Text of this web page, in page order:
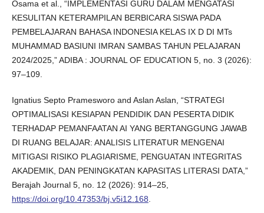
Osama et al., “IMPLEMENTASI GURU DALAM MENGATASI
KESULITAN KETERAMPILAN BERBICARA SISWA PADA
PEMBELAJARAN BAHASA INDONESIA KELAS IX D DI MTs
MUHAMMAD BASIUNI IMRAN SAMBAS TAHUN PELAJARAN
2024/2025,” ADIBA : JOURNAL OF EDUCATION 5, no. 3 (2026):
97–109.
Ignatius Septo Pramesworo and Aslan Aslan, “STRATEGI
OPTIMALISASI KESIAPAN PENDIDIK DAN PESERTA DIDIK
TERHADAP PEMANFAATAN AI YANG BERTANGGUNG JAWAB
DI RUANG BELAJAR: ANALISIS LITERATUR MENGENAI
MITIGASI RISIKO PLAGIARISME, PENGUATAN INTEGRITAS
AKADEMIK, DAN PENINGKATAN KAPASITAS LITERASI DATA,”
Berajah Journal 5, no. 12 (2026): 914–25,
https://doi.org/10.47353/bj.v5i12.168.